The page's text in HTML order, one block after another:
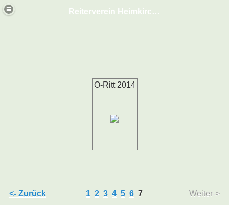
Reiterverein Heimkirchen
O-Ritt 2014
<- Zurück 1 2 3 4 5 6 7 Weiter->